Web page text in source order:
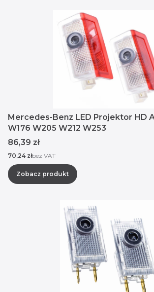
Mercedes-Benz LED Projektor HD
W176 W205 W212 W253
Cena
86,39 zł
Cena
70,24 złbez VAT
Zobacz produkt